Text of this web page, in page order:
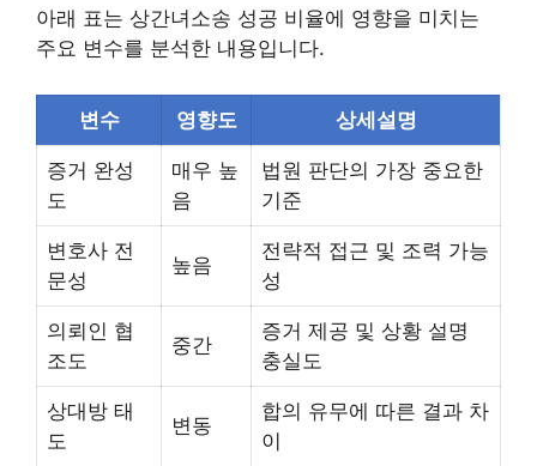
아래 표는 상간녀소송 성공 비율에 영향을 미치는
주요 변수를 분석한 내용입니다.
변수 영향도 상세설명
증거 완성
도
매우 높
음
법원 판단의 가장 중요한
기준
변호사 전
문성
높음
전략적 접근 및 조력 가능
성
의뢰인 협
조도
중간
증거 제공 및 상황 설명
충실도
상대방 태
도
변동
합의 유무에 따른 결과 차
이